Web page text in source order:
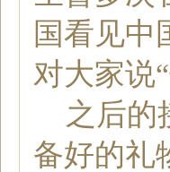
国看见中
对大家说
之后的
备好的礼